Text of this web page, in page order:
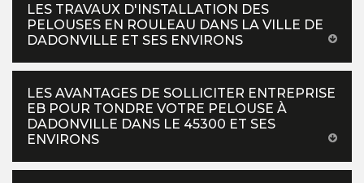
LES TRAVAUX D'INSTALLATION DES
PELOUSES EN ROULEAU DANS LA VILLE DE
DADONVILLE ET SES ENVIRONS
LES AVANTAGES DE SOLLICITER ENTREPRISE
EB POUR TONDRE VOTRE PELOUSE À
DADONVILLE DANS LE 45300 ET SES
ENVIRONS